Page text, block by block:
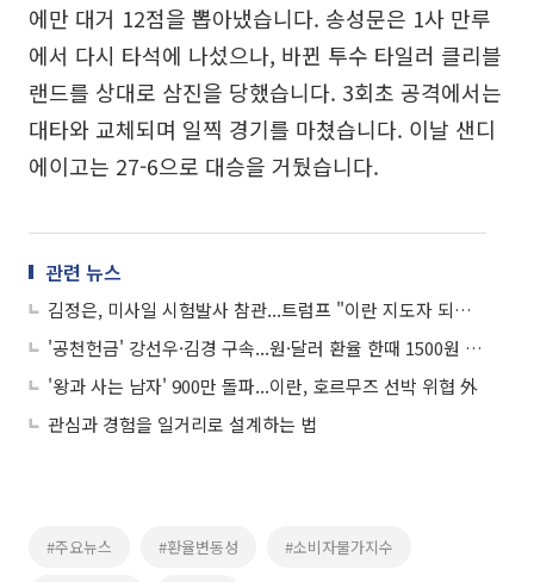
에만 대거 12점을 뽑아냈습니다. 송성문은 1사 만루
에서 다시 타석에 나섰으나, 바뀐 투수 타일러 클리블
랜드를 상대로 삼진을 당했습니다. 3회초 공격에서는
대타와 교체되며 일찍 경기를 마쳤습니다. 이날 샌디
에이고는 27-6으로 대승을 거뒀습니다.
관련 뉴스
김정은, 미사일 시험발사 참관...트럼프 "이란 지도자 되고자 하면 결국 죽는다" 外
'공천헌금' 강선우·김경 구속...원·달러 환율 한때 1500원 돌파 外
'왕과 사는 남자' 900만 돌파...이란, 호르무즈 선박 위협 外
관심과 경험을 일거리로 설계하는 법
#주요뉴스 #환율변동성 #소비자물가지수